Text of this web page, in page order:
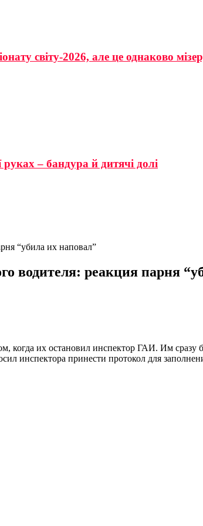
світу-2026, але це однаково
руках – бандура й дитячі долі
“убила их наповал”
водителя: реакция парня
когда их остановил инспектор ГАИ. Им
инспектора принести протокол для